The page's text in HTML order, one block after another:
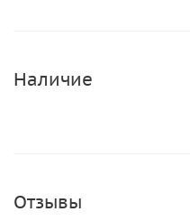
Наличие
Отзывы